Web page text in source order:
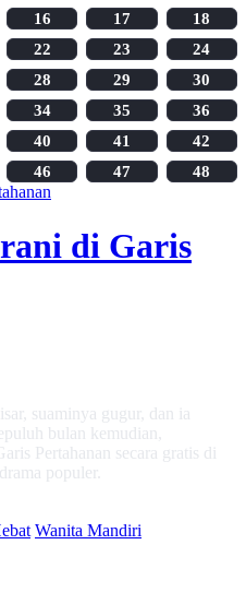
16 17
18
22 23
24
28 29
30
34 35
36
40 41
42
46 47 48
di Garis
suaminya gugur, dan ia
bulan kemudian,
Pertahanan secara gratis di
populer.
Wanita Mandiri